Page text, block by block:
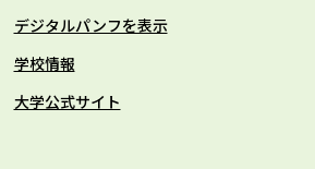
デジタルパンフを表示
学校情報
大学公式サイト